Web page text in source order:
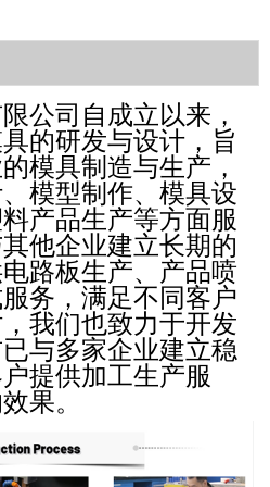
公司自成立以来，
的研发与设计，旨
模具制造与生产，
模型制作、模具设
产品生产等方面服
他企业建立长期的
路板生产、产品喷
务，满足不同客户
我们也致力于开发
与多家企业建立稳
提供加工生产服
果。